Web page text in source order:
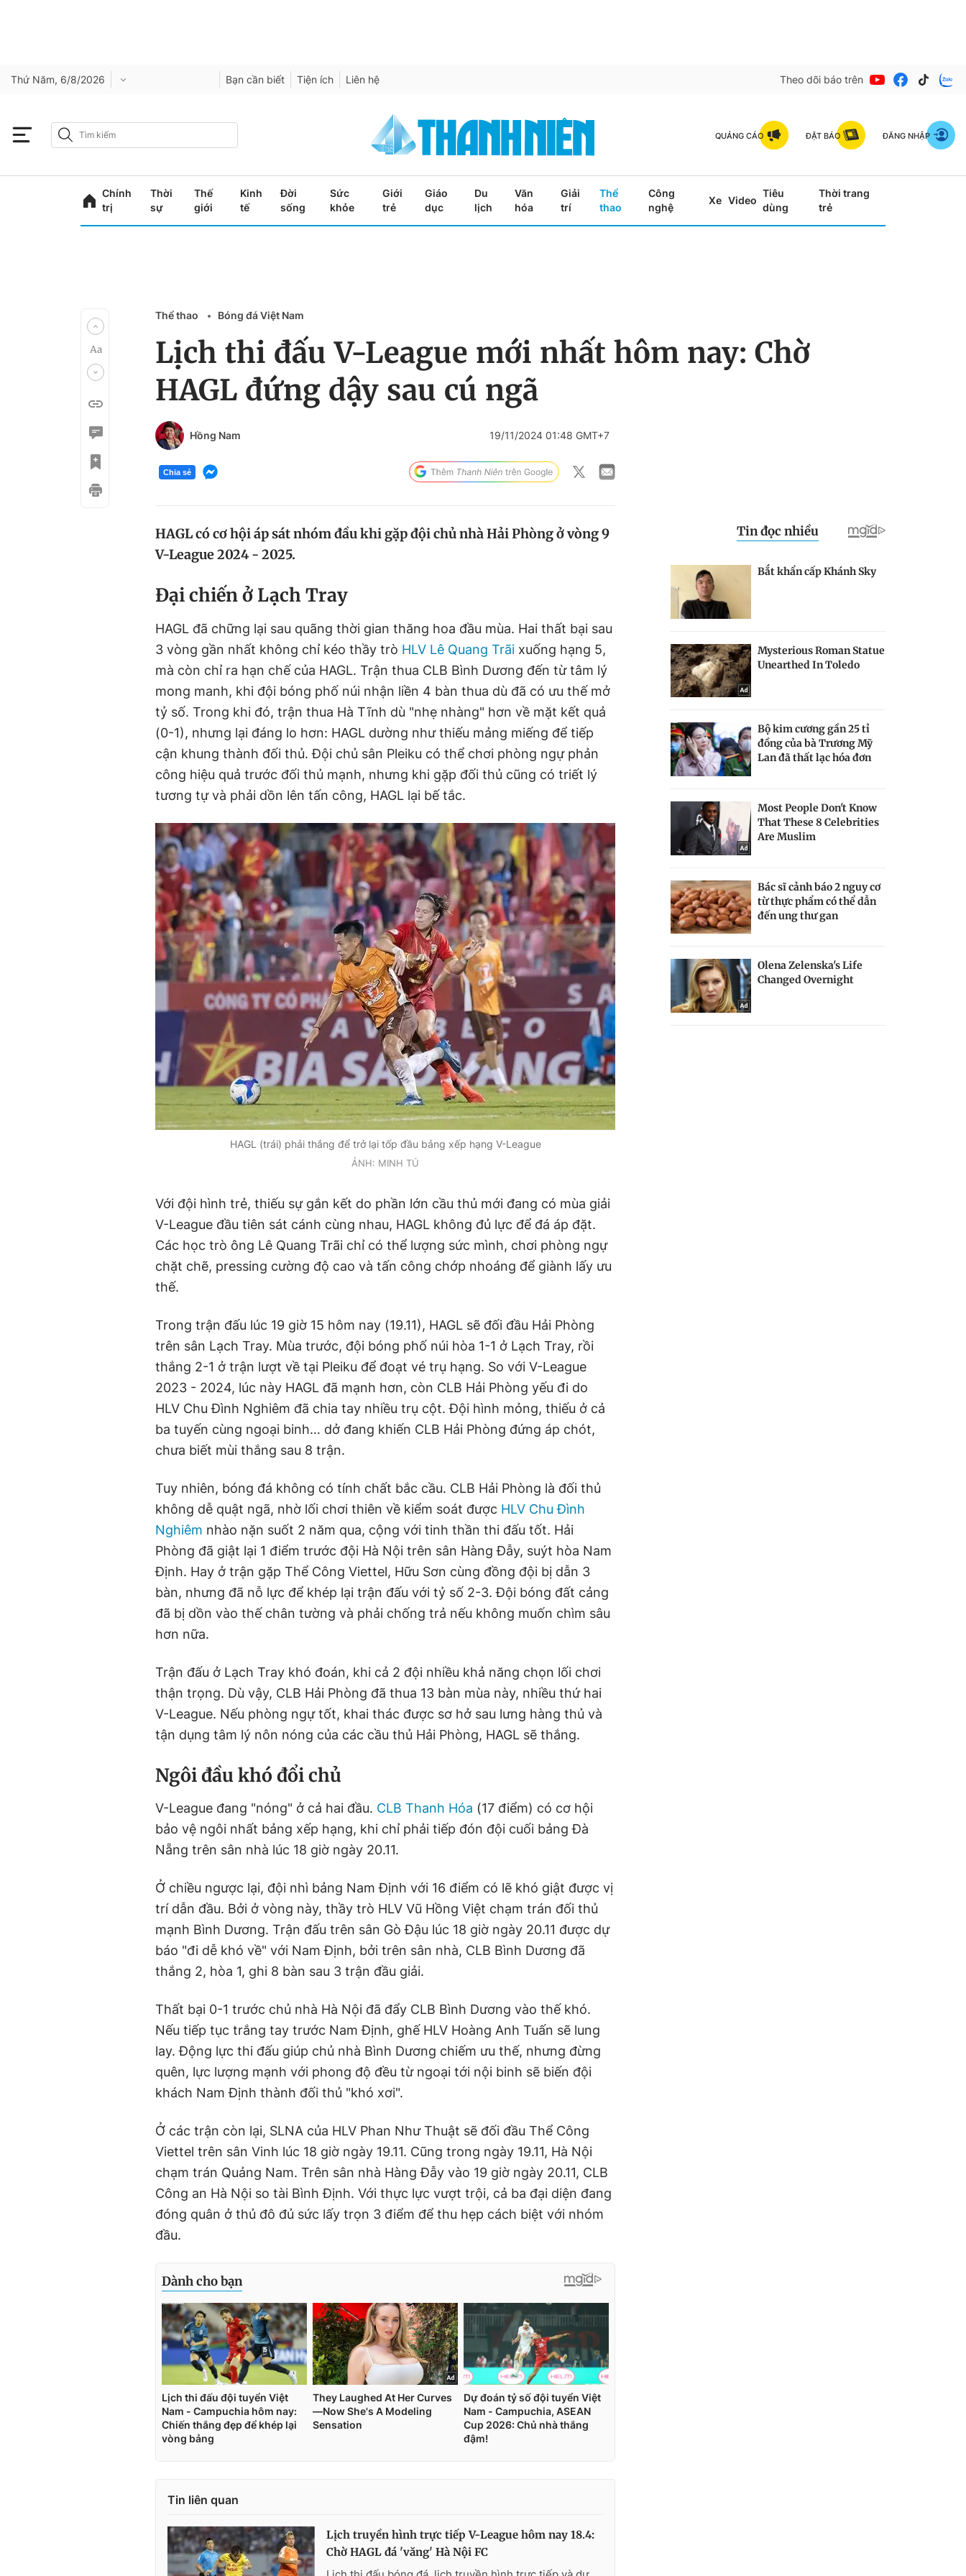
Thứ Năm, 6/8/2026 Bạn cần biết Tiện ích Liên hệ Theo dõi báo trên
QUẢNG CÁO ĐẶT BÁO ĐĂNG NHẬP
Chính
trị
Thời
sự
Thế
giới
Kinh
tế
Đời
sống
Sức
khỏe
Giới
trẻ
Giáo
dục
Du
lịch
Văn
hóa
Giải
trí
Thể
thao
Công
nghệ
Xe Video
Tiêu
dùng
Thời trang
trẻ
Thể thao Bóng đá Việt Nam
Lịch thi đấu V-League mới nhất hôm nay: Chờ
HAGL đứng dậy sau cú ngã
Hồng Nam 19/11/2024 01:48 GMT+7
Chia sẻ
HAGL có cơ hội áp sát nhóm đầu khi gặp đội chủ nhà Hải Phòng ở vòng 9
V-League 2024 - 2025.
Đại chiến ở LạchTray
HAGL đã chững lại sau quãng thời gian thăng hoa đầu mùa. Hai thất bại sau
3 vòng gần nhất không chỉ kéo thầy trò HLV Lê Quang Trãi xuống hạng 5,
mà còn chỉ ra hạn chế của HAGL. Trận thua CLB Bình Dương đến từ tâm lý
mong manh, khi đội bóng phố núi nhận liền 4 bàn thua dù đã có ưu thế mở
tỷ số. Trong khi đó, trận thua Hà Tĩnh dù "nhẹ nhàng" hơn về mặt kết quả
(0-1), nhưng lại đáng lo hơn: HAGL dường như thiếu mảng miếng để tiếp
cận khung thành đối thủ. Đội chủ sân Pleiku có thể chơi phòng ngự phản
công hiệu quả trước đối thủ mạnh, nhưng khi gặp đối thủ cũng có triết lý
tương tự và phải dồn lên tấn công, HAGL lại bế tắc.
HAGL (trái) phải thắng để trở lại tốp đầu bảng xếp hạng V-League
ẢNH: MINH TÚ
Với đội hình trẻ, thiếu sự gắn kết do phần lớn cầu thủ mới đang có mùa giải
V-League đầu tiên sát cánh cùng nhau, HAGL không đủ lực để đá áp đặt.
Các học trò ông Lê Quang Trãi chỉ có thể lượng sức mình, chơi phòng ngự
chặt chẽ, pressing cường độ cao và tấn công chớp nhoáng để giành lấy ưu
thế.
Trong trận đấu lúc 19 giờ 15 hôm nay (19.11), HAGL sẽ đối đầu Hải Phòng
trên sân Lạch Tray. Mùa trước, đội bóng phố núi hòa 1-1 ở Lạch Tray, rồi
thắng 2-1 ở trận lượt về tại Pleiku để đoạt vé trụ hạng. So với V-League
2023 - 2024, lúc này HAGL đã mạnh hơn, còn CLB Hải Phòng yếu đi do
HLV Chu Đình Nghiêm đã chia tay nhiều trụ cột. Đội hình mỏng, thiếu ở cả
ba tuyến cùng ngoại binh… dở đang khiến CLB Hải Phòng đứng áp chót,
chưa biết mùi thắng sau 8 trận.
Tuy nhiên, bóng đá không có tính chất bắc cầu. CLB Hải Phòng là đối thủ
không dễ quật ngã, nhờ lối chơi thiên về kiểm soát được HLV Chu Đình
Nghiêm nhào nặn suốt 2 năm qua, cộng với tinh thần thi đấu tốt. Hải
Phòng đã giật lại 1 điểm trước đội Hà Nội trên sân Hàng Đẫy, suýt hòa Nam
Định. Hay ở trận gặp Thể Công Viettel, Hữu Sơn cùng đồng đội bị dẫn 3
bàn, nhưng đã nỗ lực để khép lại trận đấu với tỷ số 2-3. Đội bóng đất cảng
đã bị dồn vào thế chân tường và phải chống trả nếu không muốn chìm sâu
hơn nữa.
Trận đấu ở Lạch Tray khó đoán, khi cả 2 đội nhiều khả năng chọn lối chơi
thận trọng. Dù vậy, CLB Hải Phòng đã thua 13 bàn mùa này, nhiều thứ hai
V-League. Nếu phòng ngự tốt, khai thác được sơ hở sau lưng hàng thủ và
tận dụng tâm lý nôn nóng của các cầu thủ Hải Phòng, HAGL sẽ thắng.
Ngôi đầu khó đổi chủ
V-League đang "nóng" ở cả hai đầu. CLB Thanh Hóa (17 điểm) có cơ hội
bảo vệ ngôi nhất bảng xếp hạng, khi chỉ phải tiếp đón đội cuối bảng Đà
Nẵng trên sân nhà lúc 18 giờ ngày 20.11.
Ở chiều ngược lại, đội nhì bảng Nam Định với 16 điểm có lẽ khó giật được vị
trí dẫn đầu. Bởi ở vòng này, thầy trò HLV Vũ Hồng Việt chạm trán đối thủ
mạnh Bình Dương. Trận đấu trên sân Gò Đậu lúc 18 giờ ngày 20.11 được dự
báo "đi dễ khó về" với Nam Định, bởi trên sân nhà, CLB Bình Dương đã
thắng 2, hòa 1, ghi 8 bàn sau 3 trận đầu giải.
Thất bại 0-1 trước chủ nhà Hà Nội đã đẩy CLB Bình Dương vào thế khó.
Nếu tiếp tục trắng tay trước Nam Định, ghế HLV Hoàng Anh Tuấn sẽ lung
lay. Động lực thi đấu giúp chủ nhà Bình Dương chiếm ưu thế, nhưng đừng
quên, lực lượng mạnh với phong độ đều từ ngoại tới nội binh sẽ biến đội
khách Nam Định thành đối thủ "khó xơi".
Ở các trận còn lại, SLNA của HLV Phan Như Thuật sẽ đối đầu Thể Công
Viettel trên sân Vinh lúc 18 giờ ngày 19.11. Cũng trong ngày 19.11, Hà Nội
chạm trán Quảng Nam. Trên sân nhà Hàng Đẫy vào 19 giờ ngày 20.11, CLB
Công an Hà Nội so tài Bình Định. Với thực lực vượt trội, cả ba đại diện đang
đóng quân ở thủ đô đủ sức lấy trọn 3 điểm để thu hẹp cách biệt với nhóm
đầu.
Tin liên quan
Lịch truyền hình trực tiếp V-League hôm nay 18.4:
Chờ HAGL đá 'văng' Hà Nội FC